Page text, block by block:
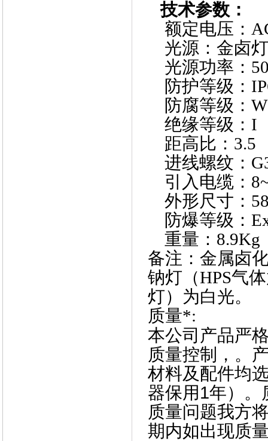
技术参数：
额定电压：
光源：金卤
光源功率：
防护等级：
防腐等级：
绝缘等级：I
距高比：3.5
进线螺纹：
引入电缆：
外形尺寸：
防爆等级：
重量：8.9Kg
备注：金属卤
钠灯（HPS气
灯）为白光。
质量*:
本公司产品严
质量控制，。
材料及配件均
器保用1年）。
质量问题我方
期内如出现质